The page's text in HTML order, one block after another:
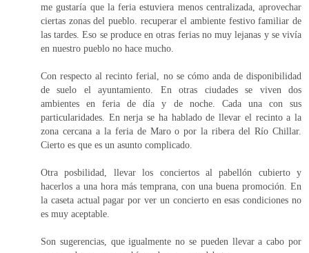
me gustaría que la feria estuviera menos centralizada, aprovechar
ciertas zonas del pueblo. recuperar el ambiente festivo familiar de
las tardes. Eso se produce en otras ferias no muy lejanas y se vivía
en nuestro pueblo no hace mucho.
Con respecto al recinto ferial, no se cómo anda de disponibilidad
de suelo el ayuntamiento. En otras ciudades se viven dos
ambientes en feria de día y de noche. Cada una con sus
particularidades. En nerja se ha hablado de llevar el recinto a la
zona cercana a la feria de Maro o por la ribera del Río Chillar.
Cierto es que es un asunto complicado.
Otra posbilidad, llevar los conciertos al pabellón cubierto y
hacerlos a una hora más temprana, con una buena promoción. En
la caseta actual pagar por ver un concierto en esas condiciones no
es muy aceptable.
Son sugerencias, que igualmente no se pueden llevar a cabo por